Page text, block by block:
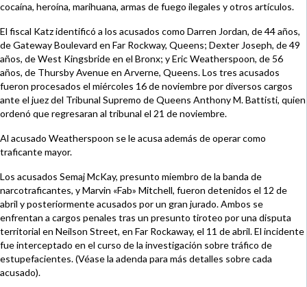
cocaína, heroína, marihuana, armas de fuego ilegales y otros artículos.
El fiscal Katz identificó a los acusados como Darren Jordan, de 44 años,
de Gateway Boulevard en Far Rockway, Queens; Dexter Joseph, de 49
años, de West Kingsbride en el Bronx; y Eric Weatherspoon, de 56
años, de Thursby Avenue en Arverne, Queens. Los tres acusados
fueron procesados el miércoles 16 de noviembre por diversos cargos
ante el juez del Tribunal Supremo de Queens Anthony M. Battisti, quien
ordenó que regresaran al tribunal el 21 de noviembre.
Al acusado Weatherspoon se le acusa además de operar como
traficante mayor.
Los acusados Semaj McKay, presunto miembro de la banda de
narcotraficantes, y Marvin «Fab» Mitchell, fueron detenidos el 12 de
abril y posteriormente acusados por un gran jurado. Ambos se
enfrentan a cargos penales tras un presunto tiroteo por una disputa
territorial en Neilson Street, en Far Rockaway, el 11 de abril. El incidente
fue interceptado en el curso de la investigación sobre tráfico de
estupefacientes. (Véase la adenda para más detalles sobre cada
acusado).